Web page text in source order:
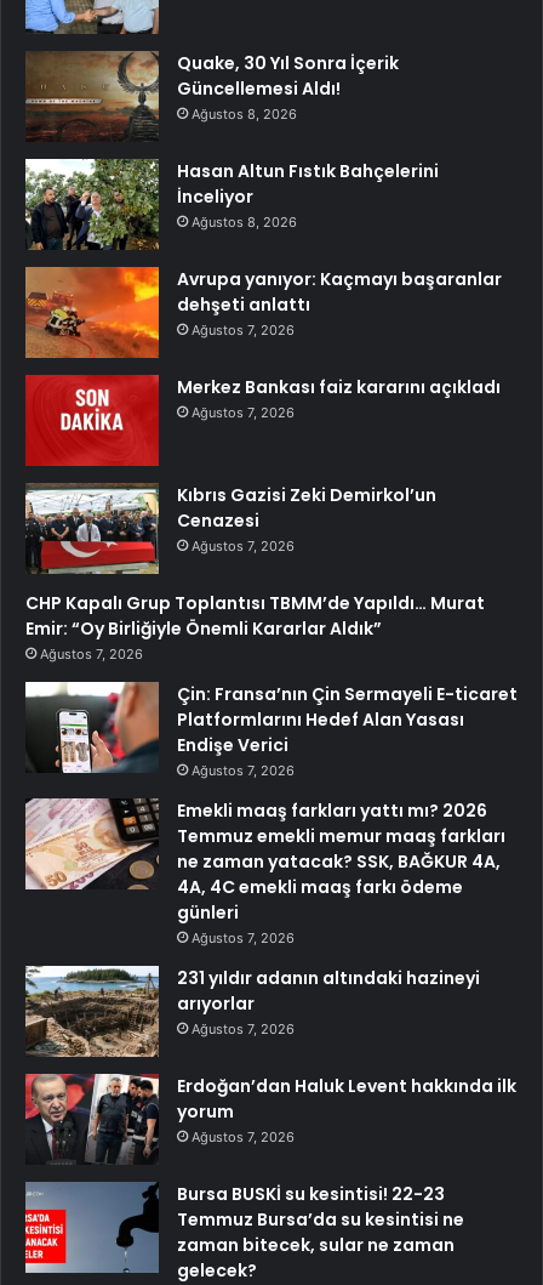
Quake, 30 Yıl Sonra İçerik
Güncellemesi Aldı!
Ağustos 8, 2026
Hasan Altun Fıstık Bahçelerini
İnceliyor
Ağustos 8, 2026
Avrupa yanıyor: Kaçmayı başaranlar
dehşeti anlattı
Ağustos 7, 2026
Merkez Bankası faiz kararını açıkladı
Ağustos 7, 2026
Kıbrıs Gazisi Zeki Demirkol’un
Cenazesi
Ağustos 7, 2026
CHP Kapalı Grup Toplantısı TBMM’de Yapıldı… Murat
Emir: “Oy Birliğiyle Önemli Kararlar Aldık”
Ağustos 7, 2026
Çin: Fransa’nın Çin Sermayeli E-ticaret
Platformlarını Hedef Alan Yasası
Endişe Verici
Ağustos 7, 2026
Emekli maaş farkları yattı mı? 2026
Temmuz emekli memur maaş farkları
ne zaman yatacak? SSK, BAĞKUR 4A,
4A, 4C emekli maaş farkı ödeme
günleri
Ağustos 7, 2026
231 yıldır adanın altındaki hazineyi
arıyorlar
Ağustos 7, 2026
Erdoğan’dan Haluk Levent hakkında ilk
yorum
Ağustos 7, 2026
Bursa BUSKİ su kesintisi! 22-23
Temmuz Bursa’da su kesintisi ne
zaman bitecek, sular ne zaman
gelecek?